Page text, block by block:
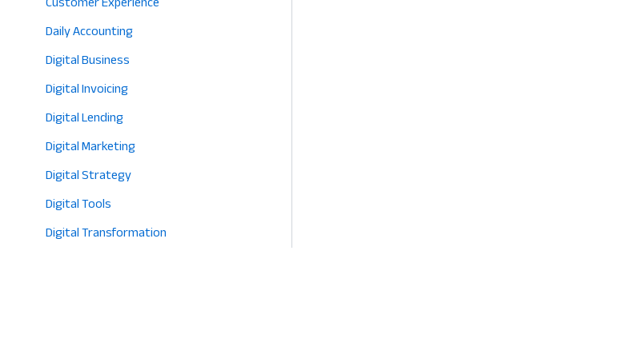
Daily Accounting
Digital Business
Digital Invoicing
Digital Lending
Digital Marketing
Digital Strategy
Digital Tools
Digital Transformation